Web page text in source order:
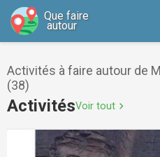
Que faire
autour
Activités à faire autour de
(38)
ActivitésVoir tout chevron_right